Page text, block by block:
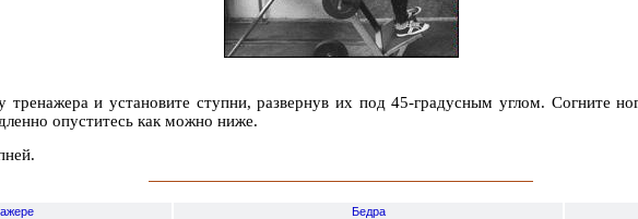
тренажера и установите ступни, развернув их под 45-градусным углом. Согните
опуститесь как можно ниже.
Бедра